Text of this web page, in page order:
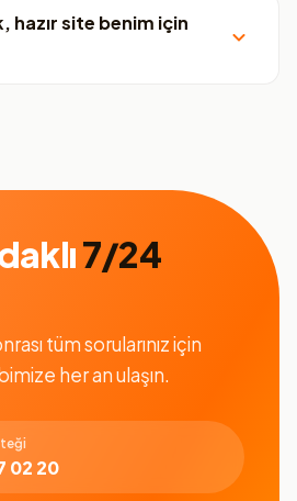
hazır site benim için
7/24
tüm sorularınız için
her an ulaşın.
02 20